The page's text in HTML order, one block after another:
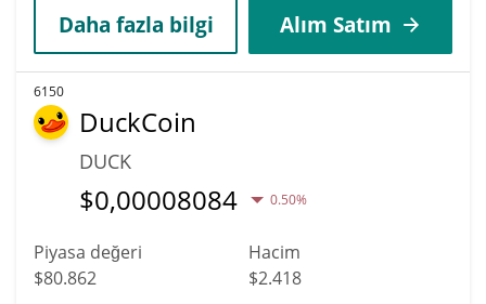
Daha fazla bilgi Alım Satım
6150
DuckCoin
DUCK
$0,00008084 0.50%
Piyasa değeri
$80.862
Hacim
$2.418